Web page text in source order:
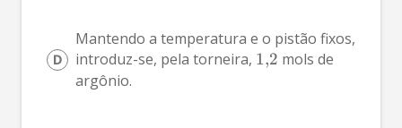
Mantendo a temperatura e o pistão fixos,
introduz-se, pela torneira, 1,2 mols de
argônio.